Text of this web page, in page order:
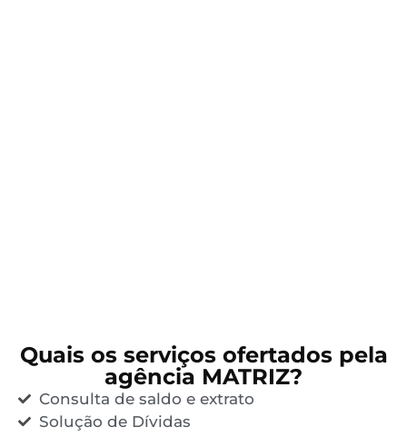
Quais os serviços ofertados pela
agência MATRIZ?
Consulta de saldo e extrato
Solução de Dívidas